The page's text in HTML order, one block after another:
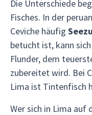
Die Unterschiede
Fisches. In der
Ceviche häufig
betucht ist, kann
Flunder, dem
zubereitet wird. Bei
Lima ist Tintenfisch
Wer sich in Lima auf